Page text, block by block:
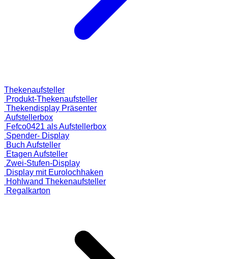
Thekenaufsteller
Produkt-Thekenaufsteller
Thekendisplay Präsenter
Aufstellerbox
Fefco0421 als Aufstellerbox
Spender- Display
Buch Aufsteller
Etagen Aufsteller
Zwei-Stufen-Display
Display mit Eurolochhaken
Hohlwand Thekenaufsteller
Regalkarton